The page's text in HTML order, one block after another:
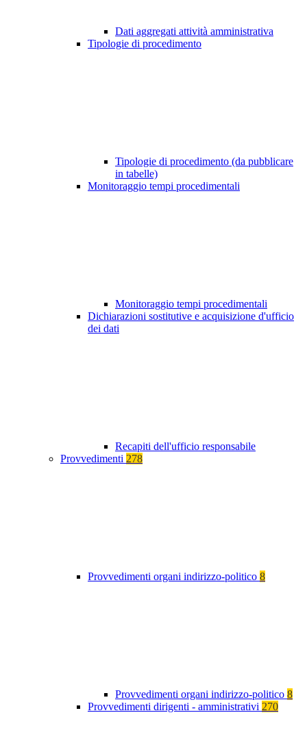
Dati aggregati attività amministrativa
Tipologie di procedimento
Tipologie di procedimento (da pubblicare
in tabelle)
Monitoraggio tempi procedimentali
Monitoraggio tempi procedimentali
Dichiarazioni sostitutive e acquisizione d'ufficio
dei dati
Recapiti dell'ufficio responsabile
Provvedimenti 278
Provvedimenti organi indirizzo-politico 8
Provvedimenti organi indirizzo-politico 8
Provvedimenti dirigenti - amministrativi 270